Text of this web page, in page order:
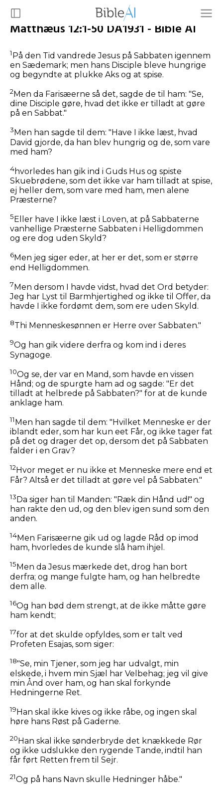
Matthæus 12:1-50 DA1931 - Bible AI
1På den Tid vandrede Jesus på Sabbaten igennem
en Sædemark; men hans Disciple bleve hungrige
og begyndte at plukke Aks og at spise.
2 Men da Farisæerne så det, sagde de til ham: "Se,
dine Disciple gøre, hvad det ikke er tilladt at gøre
på en Sabbat."
3 Men han sagde til dem: "Have I ikke læst, hvad
David gjorde, da han blev hungrig og de, som vare
med ham?
4hvorledes han gik ind i Guds Hus og spiste
Skuebrødene, som det ikke var ham tilladt at spise,
ej heller dem, som vare med ham, men alene
Præsterne?
5 Eller have I ikke læst i Loven, at på Sabbaterne
vanhellige Præsterne Sabbaten i Helligdommen
og ere dog uden Skyld?
6Men jeg siger eder, at her er det, som er større
end Helligdommen.
7Men dersom I havde vidst, hvad det Ord betyder:
Jeg har Lyst til Barmhjertighed og ikke til Offer, da
havde I ikke fordømt dem, som ere uden Skyld.
8Thi Menneskesønnen er Herre over Sabbaten."
9Og han gik videre derfra og kom ind i deres
Synagoge.
10Og se, der var en Mand, som havde en vissen
Hånd; og de spurgte ham ad og sagde: "Er det
tilladt at helbrede på Sabbaten?" for at de kunde
anklage ham.
11 Men han sagde til dem: "Hvilket Menneske er der
iblandt eder, som har kun eet Får, og ikke tager fat
på det og drager det op, dersom det på Sabbaten
falder i en Grav?
12Hvor meget er nu ikke et Menneske mere end et
Får? Altså er det tilladt at gøre vel på Sabbaten."
13Da siger han til Manden: "Ræk din Hånd ud!" og
han rakte den ud, og den blev igen sund som den
anden.
14Men Farisæerne gik ud og lagde Råd op imod
ham, hvorledes de kunde slå ham ihjel.
15 Men da Jesus mærkede det, drog han bort
derfra; og mange fulgte ham, og han helbredte
dem alle.
16Og han bød dem strengt, at de ikke måtte gøre
ham kendt;
17for at det skulde opfyldes, som er talt ved
Profeten Esajas, som siger:
18"Se, min Tjener, som jeg har udvalgt, min
elskede, i hvem min Sjæl har Velbehag; jeg vil give
min Ånd over ham, og han skal forkynde
Hedningerne Ret.
19Han skal ikke kives og ikke råbe, og ingen skal
høre hans Røst på Gaderne.
20 Han skal ikke sønderbryde det knækkede Rør
og ikke udslukke den rygende Tande, indtil han
får ført Retten frem til Sejr.
21Og på hans Navn skulle Hedninger håbe."